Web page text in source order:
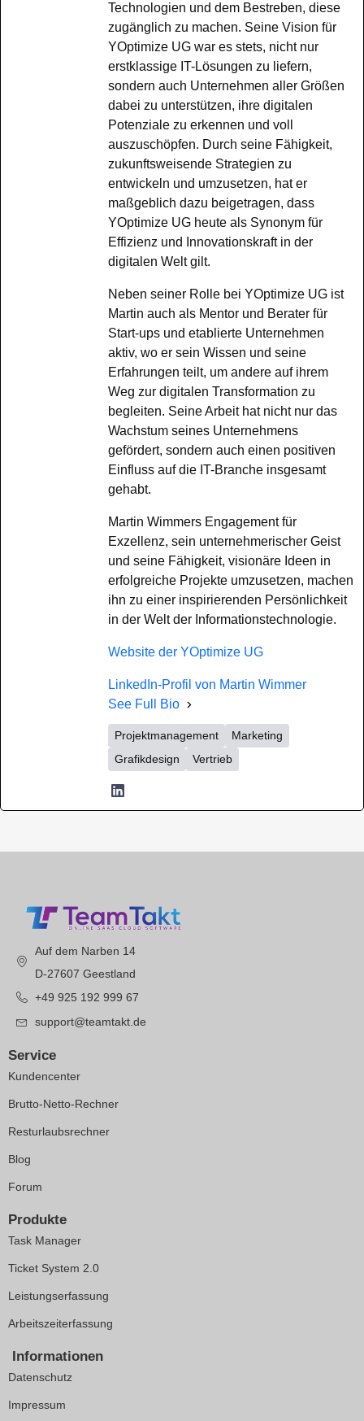
Technologien und dem Bestreben, diese
zugänglich zu machen. Seine Vision für
YOptimize UG war es stets, nicht nur
erstklassige IT-Lösungen zu liefern,
sondern auch Unternehmen aller Größen
dabei zu unterstützen, ihre digitalen
Potenziale zu erkennen und voll
auszuschöpfen. Durch seine Fähigkeit,
zukunftsweisende Strategien zu
entwickeln und umzusetzen, hat er
maßgeblich dazu beigetragen, dass
YOptimize UG heute als Synonym für
Effizienz und Innovationskraft in der
digitalen Welt gilt.
Neben seiner Rolle bei YOptimize UG ist
Martin auch als Mentor und Berater für
Start-ups und etablierte Unternehmen
aktiv, wo er sein Wissen und seine
Erfahrungen teilt, um andere auf ihrem
Weg zur digitalen Transformation zu
begleiten. Seine Arbeit hat nicht nur das
Wachstum seines Unternehmens
gefördert, sondern auch einen positiven
Einfluss auf die IT-Branche insgesamt
gehabt.
Martin Wimmers Engagement für
Exzellenz, sein unternehmerischer Geist
und seine Fähigkeit, visionäre Ideen in
erfolgreiche Projekte umzusetzen, machen
ihn zu einer inspirierenden Persönlichkeit
in der Welt der Informationstechnologie.
Website der YOptimize UG
LinkedIn-Profil von Martin Wimmer
See Full Bio
Projektmanagement
Marketing
Grafikdesign
Vertrieb
Auf dem Narben 14
D-27607 Geestland
+49 925 192 999 67
support@teamtakt.de
Service
Kundencenter
Brutto-Netto-Rechner
Resturlaubsrechner
Blog
Forum
Produkte
Task Manager
Ticket System 2.0
Leistungserfassung
Arbeitszeiterfassung
Informationen
Datenschutz
Impressum